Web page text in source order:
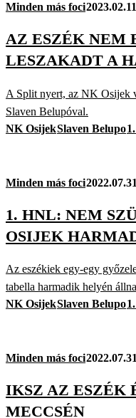
Minden más foci
AZ ESZÉK NEM
LESZAKADT A
A Split nyert, az NK Osijek
Slaven Belupóval.
NK OsijekSlaven Belupo
Minden más foci
1. HNL: NEM
OSIJEK
Az eszékiek egy-egy
tabella harmadik helyén
NK OsijekSlaven Belupo
Minden más foci
IKSZ AZ ESZÉK
MECCSÉN